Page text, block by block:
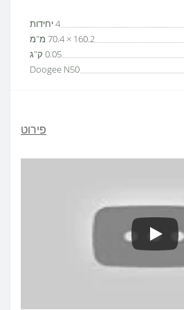
4 יחידות
160.2 × 70.4 מ"מ
0.05 ק"ג
Doogee N50
פירוט